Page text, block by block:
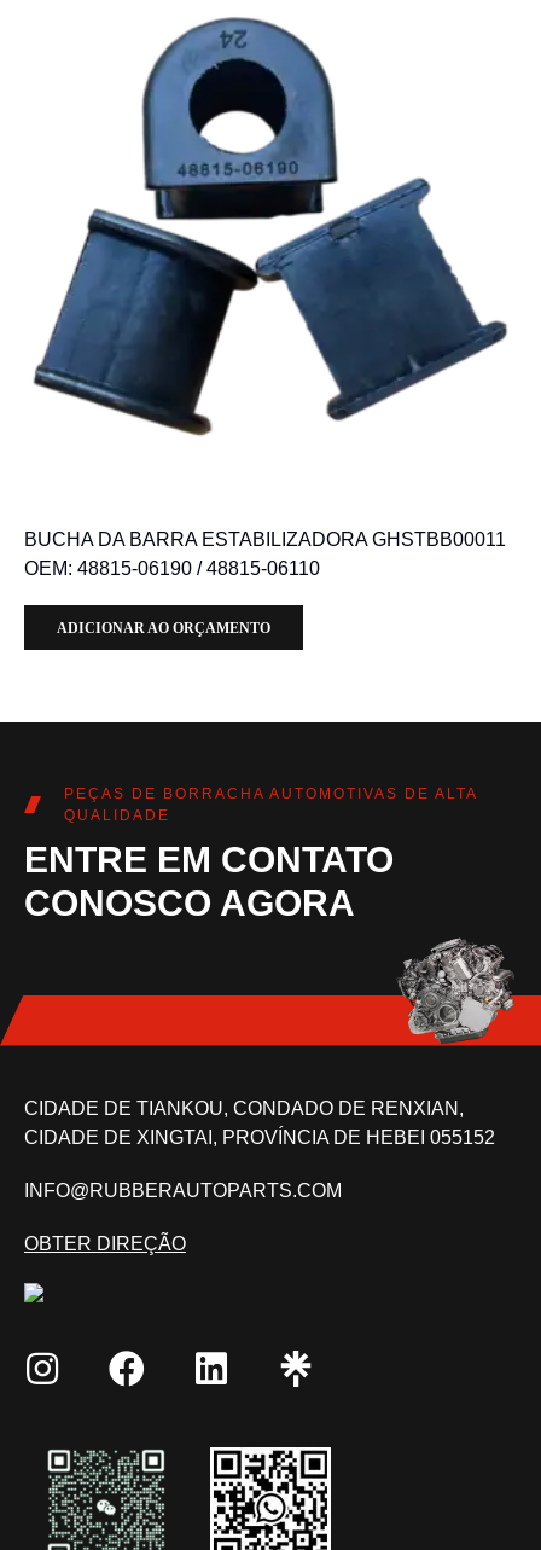
BUCHA DA BARRA ESTABILIZADORA GHSTBB00011
OEM: 48815-06190 / 48815-06110
ADICIONAR AO ORÇAMENTO
PEÇAS DE BORRACHA AUTOMOTIVAS DE ALTA
QUALIDADE
ENTRE EM CONTATO
CONOSCO AGORA
CIDADE DE TIANKOU, CONDADO DE RENXIAN,
CIDADE DE XINGTAI, PROVÍNCIA DE HEBEI 055152
INFO@RUBBERAUTOPARTS.COM
OBTER DIREÇÃO